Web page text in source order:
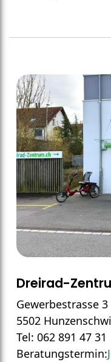
Dreirad-
Gewerbestrasse
5502
Tel: 062 891 47 31
Beratungstermin: